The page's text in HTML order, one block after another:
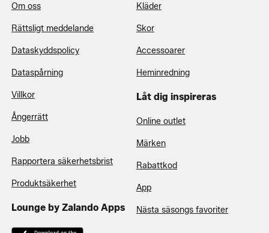
Om oss
Rättsligt meddelande
Dataskyddspolicy
Dataspårning
Villkor
Ångerrätt
Jobb
Rapportera säkerhetsbrist
Produktsäkerhet
Lounge by Zalando Apps
Kläder
Skor
Accessoarer
Heminredning
Låt dig inspireras
Online outlet
Märken
Rabattkod
App
Nästa säsongs favoriter